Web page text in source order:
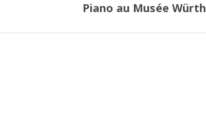
Piano au Musée Würth